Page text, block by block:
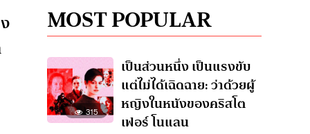
MOST POPULAR
315
เป็นส่วนหนึ่ง เป็นแรงขับ
แต่ไม่ได้เฉิดฉาย: ว่าด้วยผู้
หญิงในหนังของคริสโต
เฟอร์ โนแลน